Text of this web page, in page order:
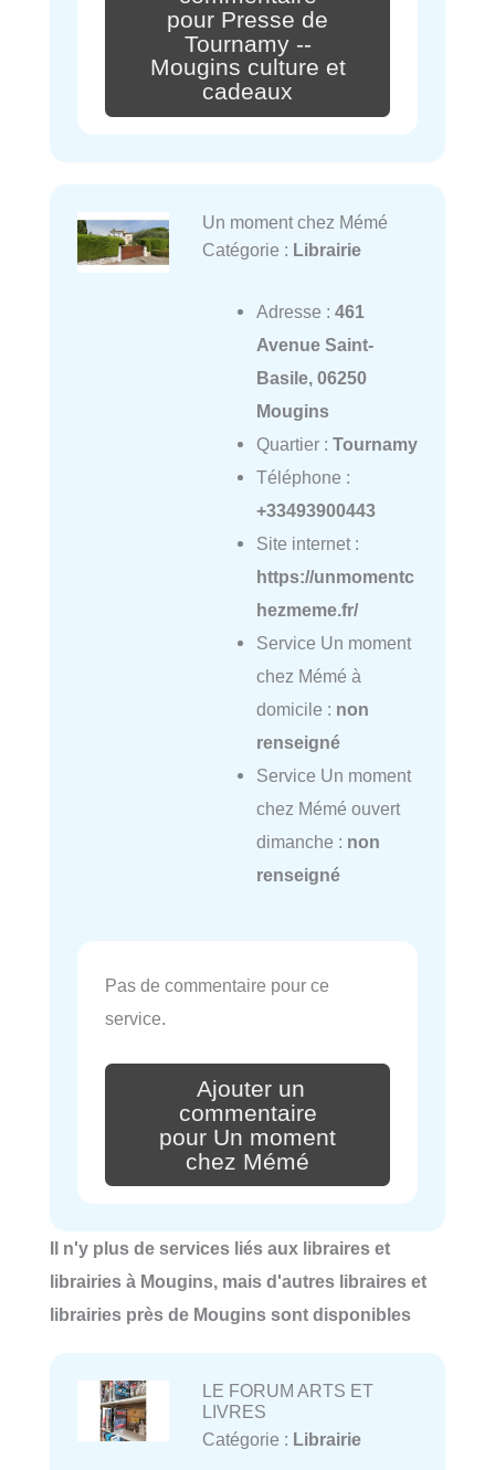
pour Presse de
Tournamy --
Mougins culture et
cadeaux
Un moment chez Mémé
Catégorie : Librairie
Adresse : 461
Avenue Saint-
Basile, 06250
Mougins
Quartier : Tournamy
Téléphone :
+33493900443
Site internet :
https://unmomentc
hezmeme.fr/
Service Un moment
chez Mémé à
domicile : non
renseigné
Service Un moment
chez Mémé ouvert
dimanche : non
renseigné
Pas de commentaire pour ce
service.
Ajouter un
commentaire
pour Un moment
chez Mémé
Il n'y plus de services liés aux libraires et
librairies à Mougins, mais d'autres libraires et
librairies près de Mougins sont disponibles
LE FORUM ARTS ET
LIVRES
Catégorie : Librairie